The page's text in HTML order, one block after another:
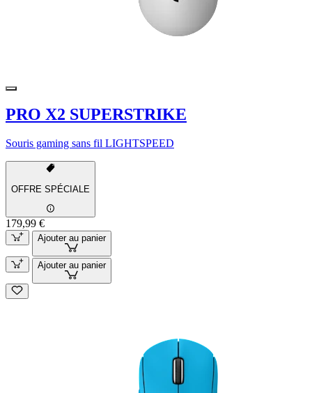
PRO X2 SUPERSTRIKE
Souris gaming sans fil LIGHTSPEED
OFFRE SPÉCIALE
179,99 €
Ajouter au panier
Ajouter au panier